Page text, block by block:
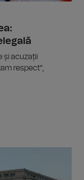
și acuzații
respect”,